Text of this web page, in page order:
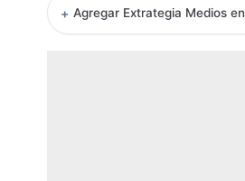
+ Agregar Extrategia Medios en